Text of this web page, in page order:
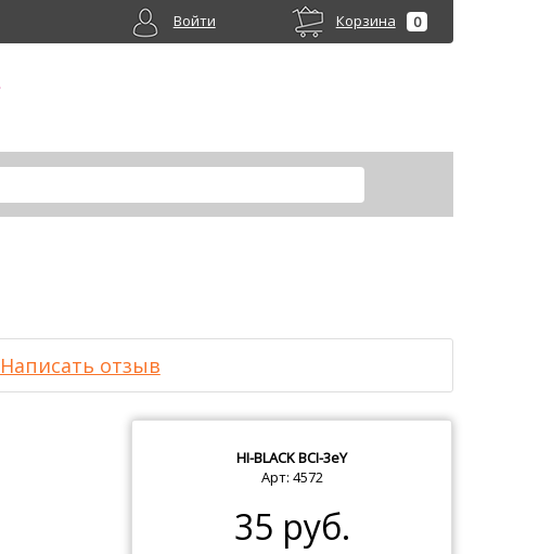
Корзина 0
Войти
Написать отзыв
HI-BLACKBCI-3eY
Арт: 4572
35 руб.